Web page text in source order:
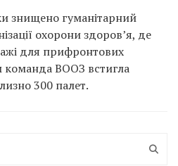
знищено гуманітарний
охорони здоров’я, де
для прифронтових
команда ВООЗ встигла
300 палет.